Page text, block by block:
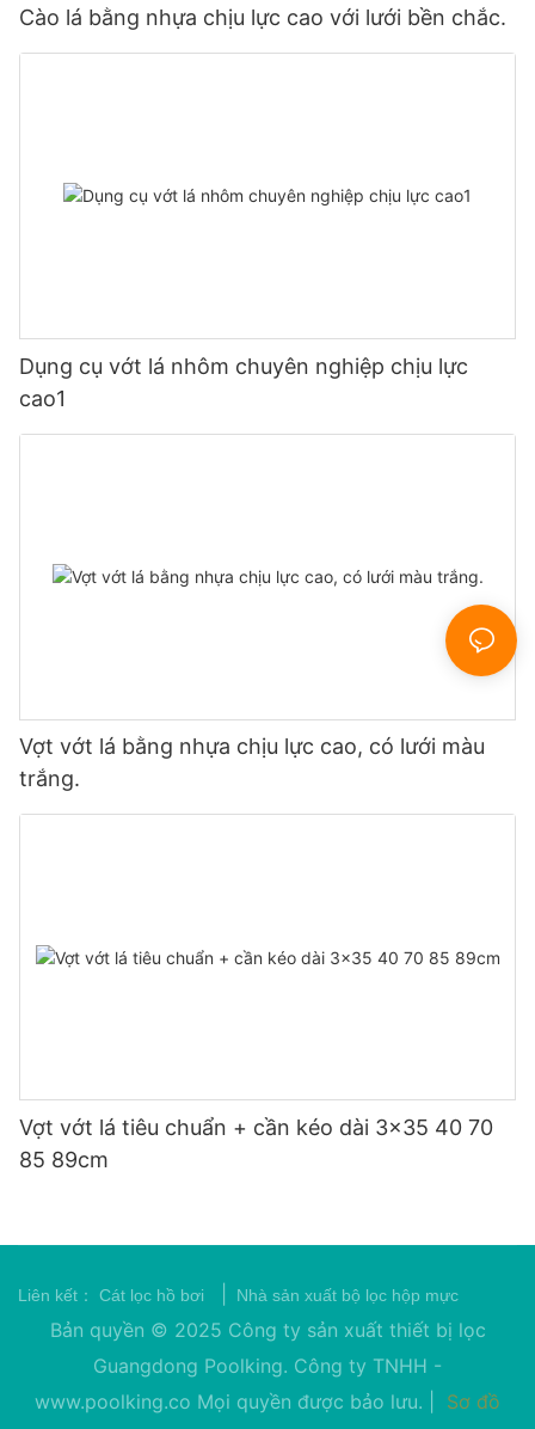
Cào lá bằng nhựa chịu lực cao với lưới bền chắc.
Dụng cụ vớt lá nhôm chuyên nghiệp chịu lực
cao1
Vợt vớt lá bằng nhựa chịu lực cao, có lưới màu
trắng.
Vợt vớt lá tiêu chuẩn + cần kéo dài 3x35 40 70
85 89cm
Liên kết： Cát lọc hồ bơi Nhà sản xuất bộ lọc hộp mực
Bản quyền © 2025 Công ty sản xuất thiết bị lọc
Guangdong Poolking. Công ty TNHH -
www.poolking.co Mọi quyền được bảo lưu. |
Sơ đồ